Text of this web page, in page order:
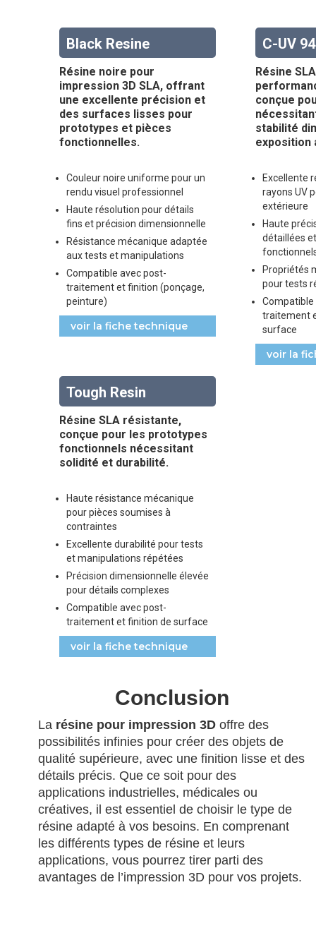
Black Resine
Résine noire pour
impression 3D SLA, offrant
une excellente précision et
des surfaces lisses pour
prototypes et pièces
fonctionnelles.
Couleur noire uniforme pour un
rendu visuel professionnel
Haute résolution pour détails
fins et précision dimensionnelle
Résistance mécanique adaptée
aux tests et manipulations
Compatible avec post-
traitement et finition (ponçage,
peinture)
voir la fiche technique
C-UV
Résine
conçue
stabilité
exposition
Excellente
rayons UV
extérieure
Haute
détaillées
Propriétés
pour tests
traitement
surface
voir la
Tough Resin
Résine SLA résistante,
conçue pour les prototypes
fonctionnels nécessitant
solidité et durabilité.
Haute résistance mécanique
pour pièces soumises à
contraintes
Excellente durabilité pour tests
et manipulations répétées
Précision dimensionnelle élevée
pour détails complexes
Compatible avec post-
traitement et finition de surface
voir la fiche technique
Conclusion
La résine pour impression 3Doffre des
possibilités infinies pour créer des objets de
qualité supérieure, avec une finition lisse et des
détails précis. Que ce soit pour des
applications industrielles, médicales ou
créatives, il est essentiel de choisir le type de
résine adapté à vos besoins. En comprenant
les différents types de résine et leurs
applications, vous pourrez tirer parti des
avantages de l’impression 3D pour vos projets.